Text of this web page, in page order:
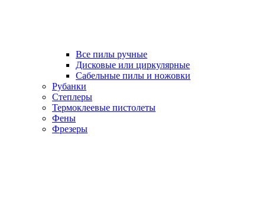
Все пилы ручные
Дисковые или циркулярные
Сабельные пилы и ножовки
Рубанки
Степлеры
Термоклеевые пистолеты
Фены
Фрезеры